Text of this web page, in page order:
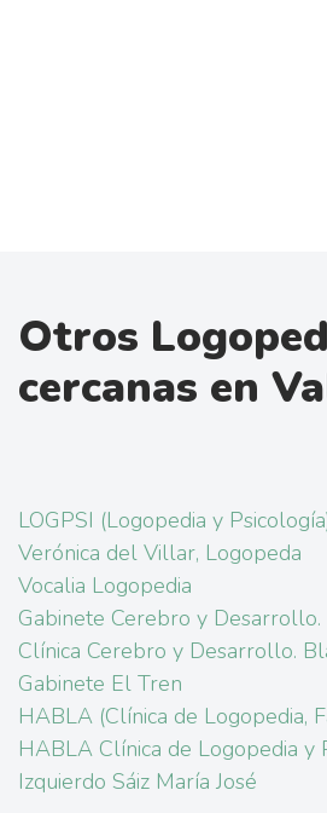
Otros
cercanas en
LOGPSI (Logopedia y
Verónica del Villar, Logopeda
Vocalia Logopedia
Gabinete Cerebro y
Clínica Cerebro y Desarrollo.
Gabinete El Tren
HABLA (Clínica de Logopedia,
HABLA Clínica de Logopedia y
Izquierdo Sáiz María José